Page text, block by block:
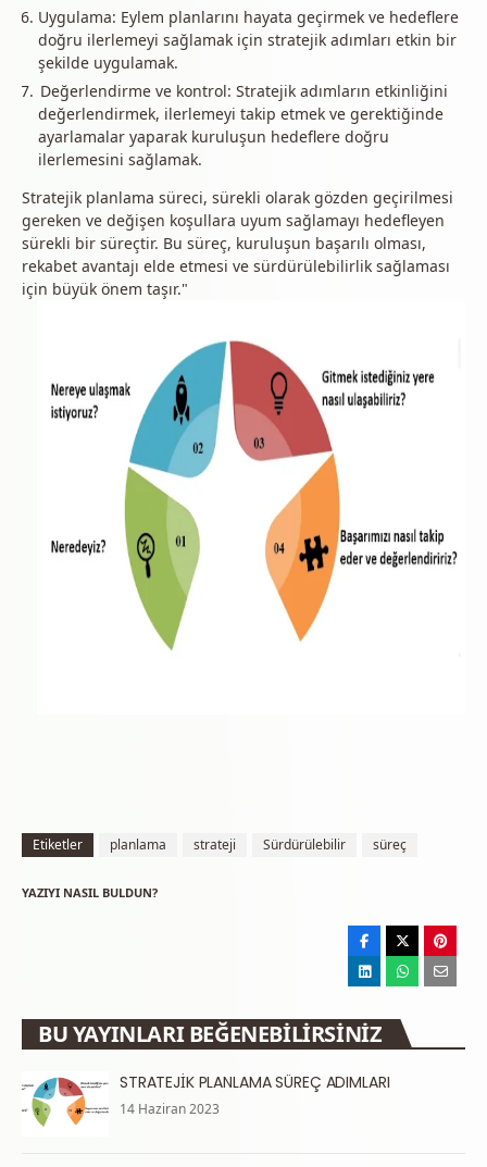
Uygulama: Eylem planlarını hayata geçirmek ve hedeflere
doğru ilerlemeyi sağlamak için stratejik adımları etkin bir
şekilde uygulamak.
Değerlendirme ve kontrol: Stratejik adımların etkinliğini
değerlendirmek, ilerlemeyi takip etmek ve gerektiğinde
ayarlamalar yaparak kuruluşun hedeflere doğru
ilerlemesini sağlamak.
Stratejik planlama süreci, sürekli olarak gözden geçirilmesi
gereken ve değişen koşullara uyum sağlamayı hedefleyen
sürekli bir süreçtir. Bu süreç, kuruluşun başarılı olması,
rekabet avantajı elde etmesi ve sürdürülebilirlik sağlaması
için büyük önem taşır."
Etiketler planlama strateji Sürdürülebilir süreç
YAZIYI NASIL BULDUN?
BU YAYINLARI BEĞENEBILIRSINIZ
STRATEJİK PLANLAMA SÜREÇ ADIMLARI
14 Haziran 2023